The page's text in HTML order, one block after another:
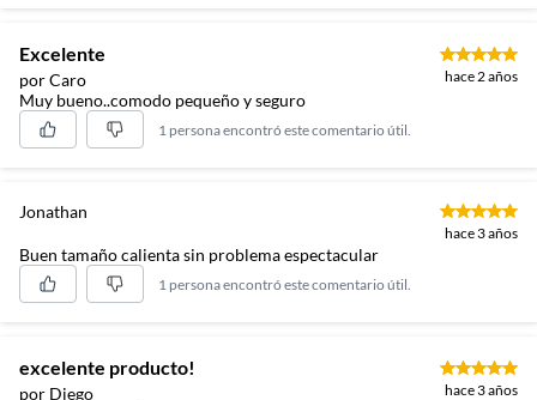
Excelente
por Caro hace 2 años
Muy bueno..comodo pequeño y seguro
1 persona encontró este comentario útil.
Jonathan
hace 3 años
Buen tamaño calienta sin problema espectacular
1 persona encontró este comentario útil.
excelente producto!
por Diego
hace 3 años